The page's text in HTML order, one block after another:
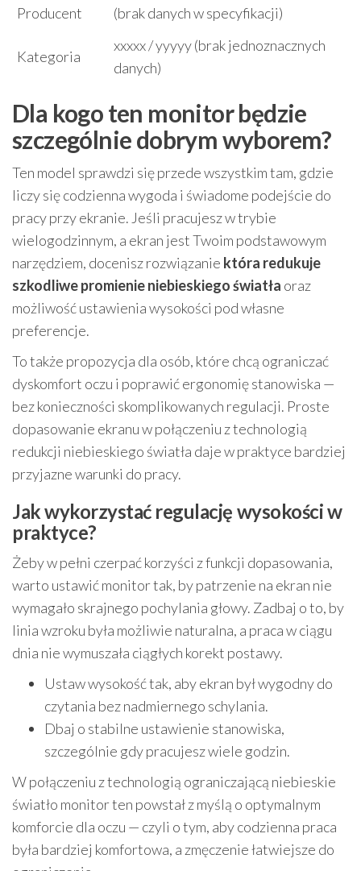
Producent
(brak danych w specyfikacji)
Kategoria
xxxxx / yyyyy (brak jednoznacznych
danych)
Dla kogo ten monitor będzie
szczególnie dobrym wyborem?
Ten model sprawdzi się przede wszystkim tam, gdzie
liczy się codzienna wygoda i świadome podejście do
pracy przy ekranie. Jeśli pracujesz w trybie
wielogodzinnym, a ekran jest Twoim podstawowym
narzędziem, docenisz rozwiązanie która redukuje
szkodliwe promienie niebieskiego światła oraz
możliwość ustawienia wysokości pod własne
preferencje.
To także propozycja dla osób, które chcą ograniczać
dyskomfort oczu i poprawić ergonomię stanowiska —
bez konieczności skomplikowanych regulacji. Proste
dopasowanie ekranu w połączeniu z technologią
redukcji niebieskiego światła daje w praktyce bardziej
przyjazne warunki do pracy.
Jak wykorzystać regulację wysokości w
praktyce?
Żeby w pełni czerpać korzyści z funkcji dopasowania,
warto ustawić monitor tak, by patrzenie na ekran nie
wymagało skrajnego pochylania głowy. Zadbaj o to, by
linia wzroku była możliwie naturalna, a praca w ciągu
dnia nie wymuszała ciągłych korekt postawy.
Ustaw wysokość tak, aby ekran był wygodny do
czytania bez nadmiernego schylania.
Dbaj o stabilne ustawienie stanowiska,
szczególnie gdy pracujesz wiele godzin.
W połączeniu z technologią ograniczającą niebieskie
światło monitor ten powstał z myślą o optymalnym
komforcie dla oczu — czyli o tym, aby codzienna praca
była bardziej komfortowa, a zmęczenie łatwiejsze do